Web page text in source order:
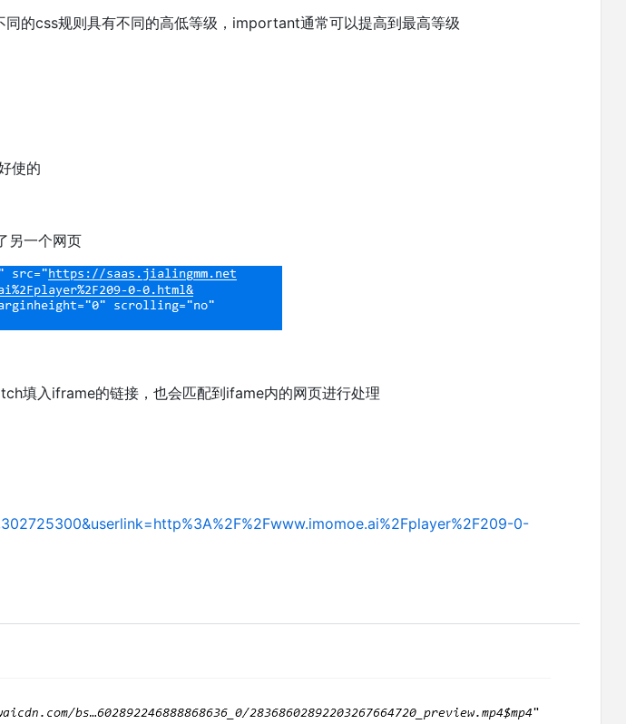
的css规则具有不同的高低等级，important通常可以提高到最高等级
使的
另一个网页
填入iframe的链接，也会匹配到ifame内的网页进行处理
0-